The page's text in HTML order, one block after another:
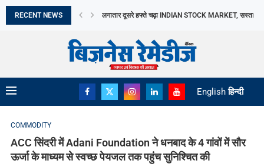
RECENT NEWS TAMIL NADU में DAIRY SECTOR को बढ़ावा, AAVIN...
English हिन्दी
COMMODITY
ACC सिंदरी में Adani Foundation ने धनबाद के 4 गांवों में सौर
ऊर्जा के माध्यम से स्वच्छ पेयजल तक पहुंच सुनिश्चित की